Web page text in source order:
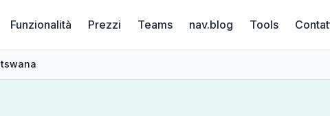
Funzionalità Prezzi Teams nav.blog Tools